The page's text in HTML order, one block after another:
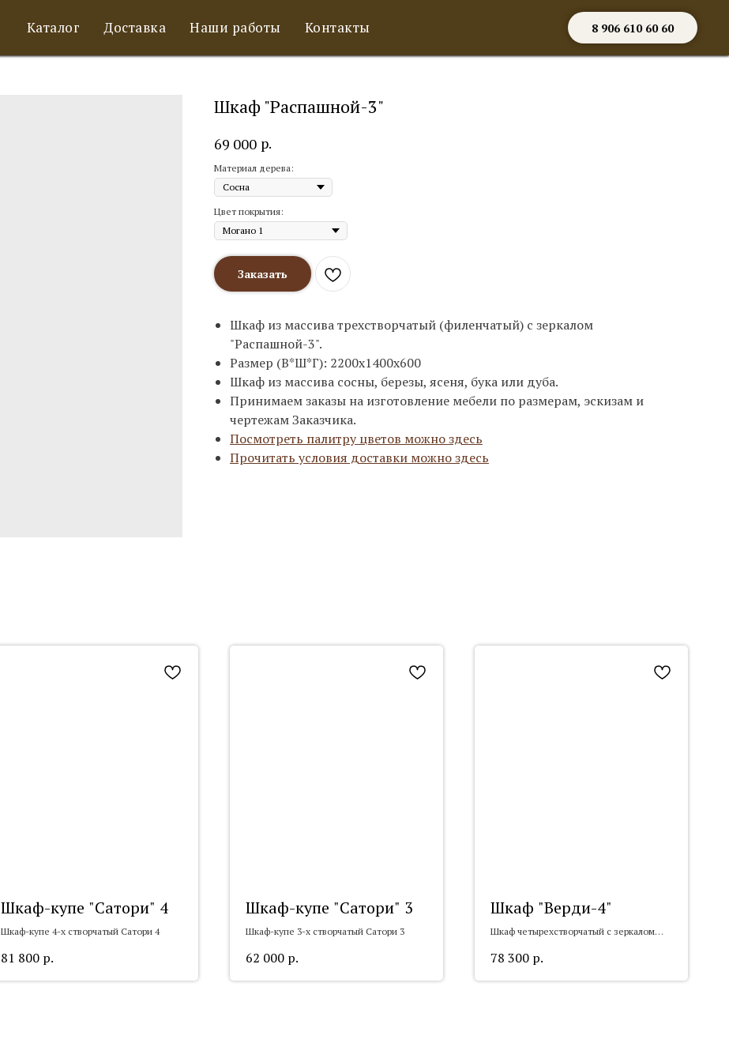
Каталог Доставка Наши работы Контакты 8 906 610 60 60
Шкаф "Распашной-3"
69 000 р.
Материал дерева:
Цвет покрытия:
Заказать
Шкаф из массива трехстворчатый (филенчатый) с зеркалом
"Распашной-3".
Размер (В*Ш*Г): 2200х1400х600
Шкаф из массива сосны, березы, ясеня, бука или дуба.
Принимаем заказы на изготовление мебели по размерам, эскизам и
чертежам Заказчика.
Посмотреть палитру цветов можно здесь
Прочитать условия доставки можно здесь
Шкаф-купе "Сатори" 4
Шкаф-купе 4-х створчатый Сатори 4
81 800 р.
Шкаф-купе "Сатори" 3
Шкаф-купе 3-х створчатый Сатори 3
62 000 р.
Шкаф "Верди-4"
Шкаф четырехстворчатый с зеркалом
78 300 р.